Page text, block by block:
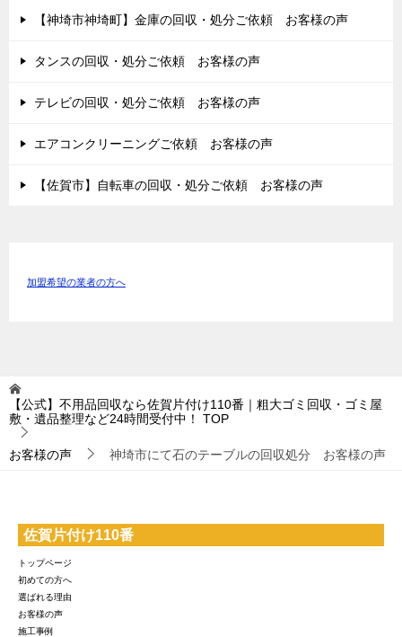
【神埼市神埼町】金庫の回収・処分ご依頼 お客様の声
タンスの回収・処分ご依頼 お客様の声
テレビの回収・処分ご依頼 お客様の声
エアコンクリーニングご依頼 お客様の声
【佐賀市】自転車の回収・処分ご依頼 お客様の声
加盟希望の業者の方へ
【公式】不用品回収なら佐賀片付け110番｜粗大ゴミ回収・ゴミ屋
敷・遺品整理など24時間受付中！
TOP
お客様の声 神埼市にて石のテーブルの回収処分 お客様の声
佐賀片付け110番
トップページ
初めての方へ
選ばれる理由
お客様の声
施工事例